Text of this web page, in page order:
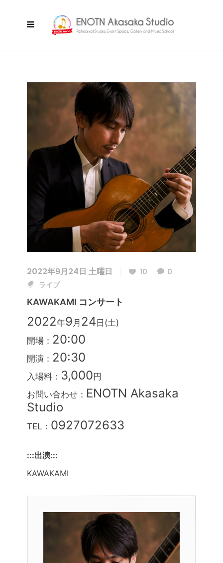
2022年9月24日 土曜日 10
0
ライブ
KAWAKAMI コンサート
2022年9 月 24 日(土)
開場： 20:00
開演： 20:30
入場料： 3,000 円
お問い合わせ： ENOTN Akasaka
Studio
TEL： 0927072633
:::出演:::
KAWAKAMI